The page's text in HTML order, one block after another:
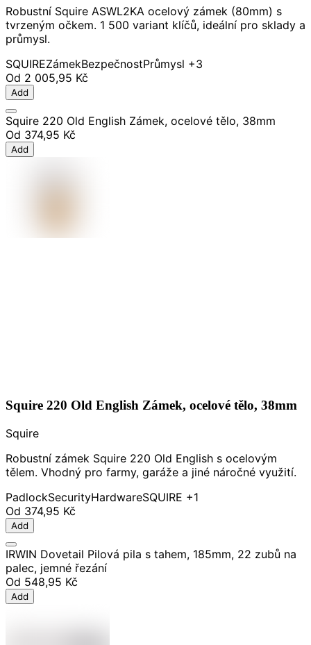
Robustní Squire ASWL2KA ocelový zámek (80mm) s
tvrzeným očkem. 1 500 variant klíčů, ideální pro sklady a
průmysl.
SQUIREZámekBezpečnostPrůmysl +3
Od 2 005,95 Kč
Add
Squire 220 Old English Zámek, ocelové tělo, 38mm
Od 374,95 Kč
Add
Squire 220 Old English Zámek, ocelové tělo, 38mm
Squire
Robustní zámek Squire 220 Old English s ocelovým
tělem. Vhodný pro farmy, garáže a jiné náročné využití.
PadlockSecurityHardwareSQUIRE +1
Od 374,95 Kč
Add
IRWIN Dovetail Pilová pila s tahem, 185mm, 22 zubů na
palec, jemné řezání
Od 548,95 Kč
Add